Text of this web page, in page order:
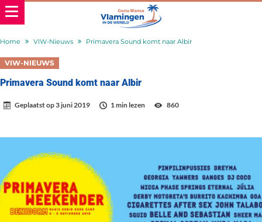
Home VIW-Nieuws Primavera Sound komt naar Albir
VIW-NIEUWS
Primavera Sound komt naar Albir
Geplaatst op3 juni 2019 1 min lezen 860